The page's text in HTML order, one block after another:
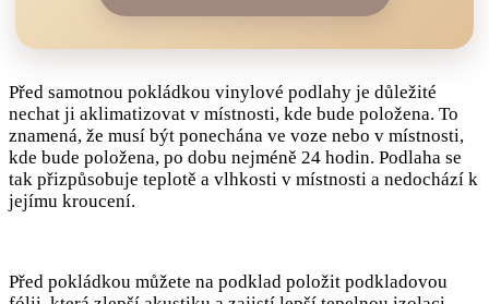
Před samotnou pokládkou vinylové podlahy je důležité
nechat ji aklimatizovat v místnosti, kde bude položena. To
znamená, že musí být ponechána ve voze nebo v místnosti,
kde bude položena, po dobu nejméně 24 hodin. Podlaha se
tak přizpůsobuje teplotě a vlhkosti v místnosti a nedochází k
jejímu kroucení.
Před pokládkou můžete na podklad položit podkladovou